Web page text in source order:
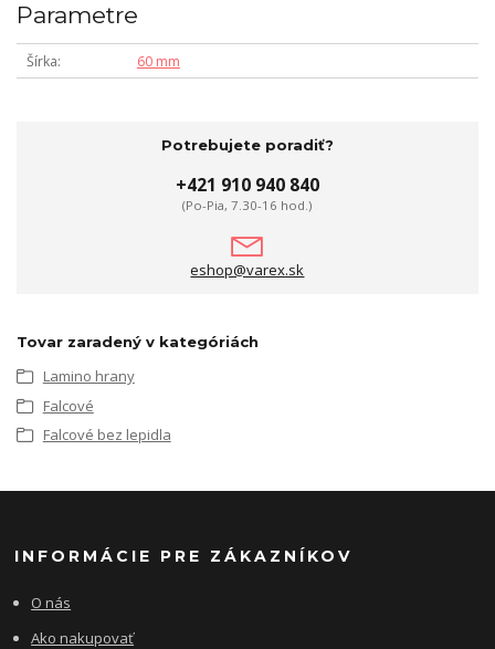
Parametre
Šírka 60 mm
Potrebujete poradiť?
+421 910 940 840
(Po-Pia, 7.30-16 hod.)
eshop@varex.sk
Tovar zaradený v kategóriách
Lamino hrany
Falcové
Falcové bez lepidla
INFORMÁCIE PRE ZÁKAZNÍKOV
O nás
Ako nakupovať